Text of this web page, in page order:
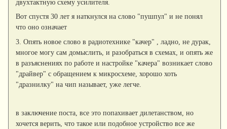
двухтактную схему усилителя.
Вот спустя 30 лет я наткнулся на слово "пушпул" и не понял
что оно означает
3. Опять новое слово в радиотехнике "качер" , ладно, не дурак,
многое могу сам домыслить, и разобраться в схемах, и опять же
в разъяснениях по работе и настройке "качера" возникает слово
"драйвер" с обращением к микросхеме, хорошо хоть
"дразнилку" на чип называет, уже легче.
в заключение поста, все это попахивает дилетанством, но
хочется верить, что такое или подобное устройство все же